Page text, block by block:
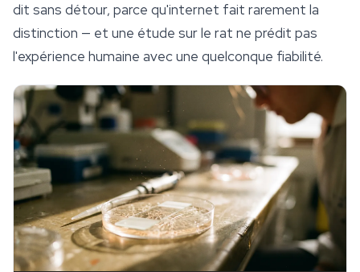
dit sans détour, parce qu'internet fait rarement la
distinction — et une étude sur le rat ne prédit pas
l'expérience humaine avec une quelconque fiabilité.